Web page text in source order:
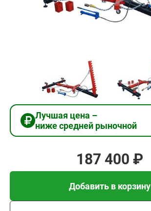
Лучшая цена –
ниже средней рыночной
187 400 ₽
Добавить в корзину
Добавить в корзину
Купить в 1 клик
В кредит от 6 247 руб/